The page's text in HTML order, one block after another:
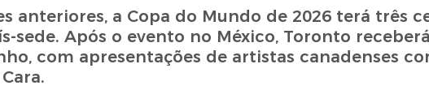
anteriores, a Copa do Mundo de 2026 terá três
sede. Após o evento no México, Toronto
com apresentações de artistas canadenses